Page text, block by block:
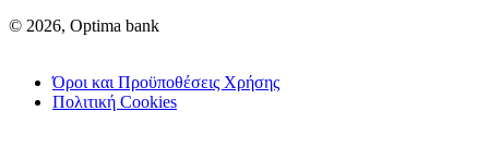
© 2026, Optima bank
Όροι και Προϋποθέσεις Χρήσης
Πολιτική Cookies